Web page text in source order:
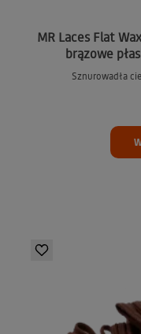
MR Laces Flat
brązowe
Sznurowadła